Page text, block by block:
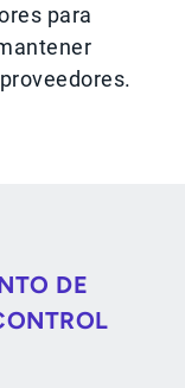
para
DE